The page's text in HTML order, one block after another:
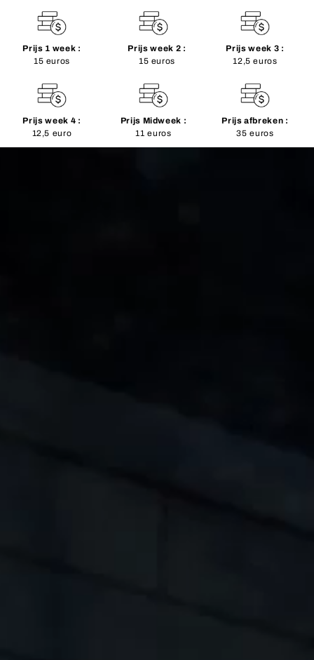
Prijs 1 week :
15 euros
Prijs week 2 :
15 euros
Prijs week 3 :
12,5 euros
Prijs week 4 :
12,5 euro
Prijs Midweek :
11 euros
Prijs afbreken :
35 euros